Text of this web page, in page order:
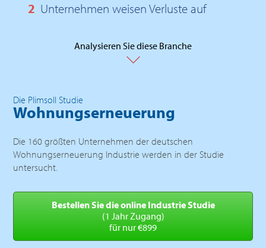
2 Unternehmen weisen Verluste auf
Analysieren Sie diese Branche
Die Plimsoll Studie
Wohnungserneuerung
Die 160 größten Unternehmen der deutschen
Wohnungserneuerung Industrie werden in der Studie
untersucht.
Bestellen Sie die online Industrie Studie
(1 Jahr Zugang)
für nur €899